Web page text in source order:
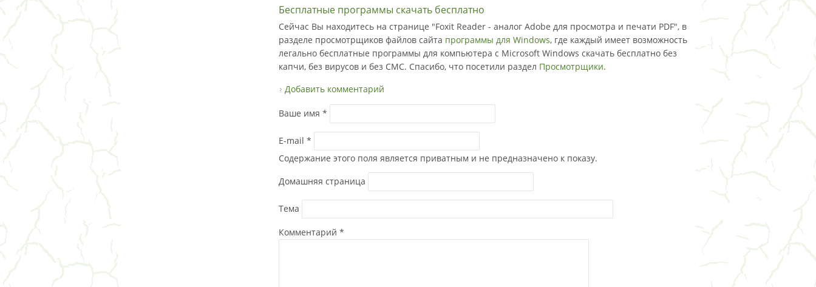
Бесплатные программы скачать бесплатно
Сейчас Вы находитесь на странице "Foxit Reader - аналог Adobe для просмотра и печати PDF", в
разделе просмотрщиков файлов сайта программы для Windows, где каждый имеет возможность
легально бесплатные программы для компьютера с Microsoft Windows скачать бесплатно без
капчи, без вирусов и без СМС. Спасибо, что посетили раздел Просмотрщики.
Добавить комментарий
Ваше имя *
E-mail *
Содержание этого поля является приватным и не предназначено к показу.
Домашняя страница
Тема
Комментарий *